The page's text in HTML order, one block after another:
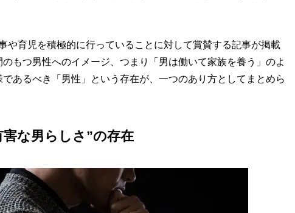
育児を積極的に行っていることに対して賞賛する記事が掲載
もつ男性へのイメージ、つまり「男は働いて家族を養う」のよ
あるべき「男性」という存在が、一つのあり方としてまとめら
な男らしさ”の存在